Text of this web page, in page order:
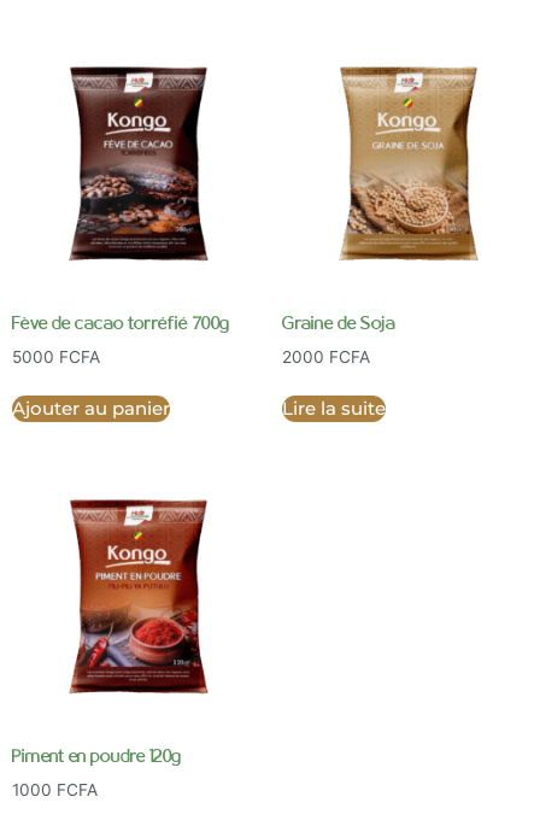
Fève de cacao torréfié 700g
5000 FCFA
Ajouter au panier
Graine de Soja
2000 FCFA
Lire la suite
Piment en poudre 120g
1000 FCFA